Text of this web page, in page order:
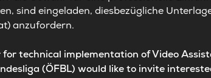
sind eingeladen, diesbezügliche
) anzufordern.
technical implementation of Video
(ÖFBL) would like to invite